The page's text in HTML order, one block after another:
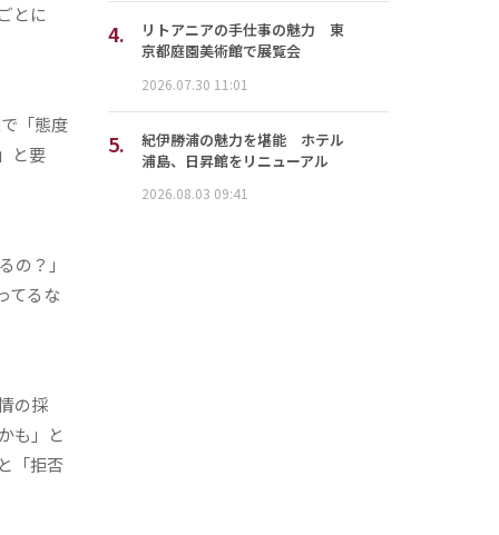
とに
「態度
と要
？」
てるな
の採
も」と
「拒否
4.
リトアニアの手仕事の魅力 東
京都庭園美術館で展覧会
2026.07.30 11:01
5.
紀伊勝浦の魅力を堪能 ホテル
浦島、日昇館をリニューアル
2026.08.03 09:41